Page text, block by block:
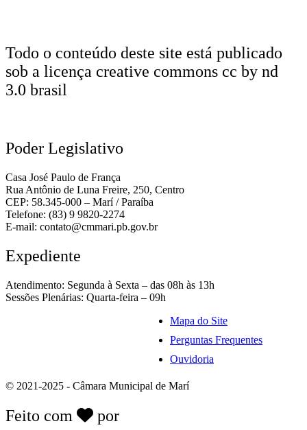
Todo o conteúdo deste site está publicado
sob a licença creative commons cc by nd
3.0 brasil
Poder Legislativo
Casa José Paulo de França
Rua Antônio de Luna Freire, 250, Centro
CEP: 58.345-000 – Marí / Paraíba
Telefone: (83) 9 9820-2274
E-mail: contato@cmmari.pb.gov.br
Expediente
Atendimento: Segunda à Sexta – das 08h às 13h
Sessões Plenárias: Quarta-feira – 09h
Mapa do Site
Perguntas Frequentes
Ouvidoria
© 2021-2025 - Câmara Municipal de Marí
Feito com por